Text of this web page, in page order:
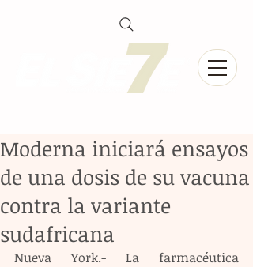
Moderna iniciará ensayos
de una dosis de su vacuna
contra la variante
sudafricana
Nueva York.- La farmacéutica